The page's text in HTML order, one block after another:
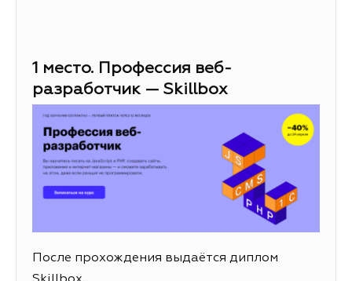
1 место. Профессия веб-
разработчик — Skillbox
После прохождения выдаётся диплом